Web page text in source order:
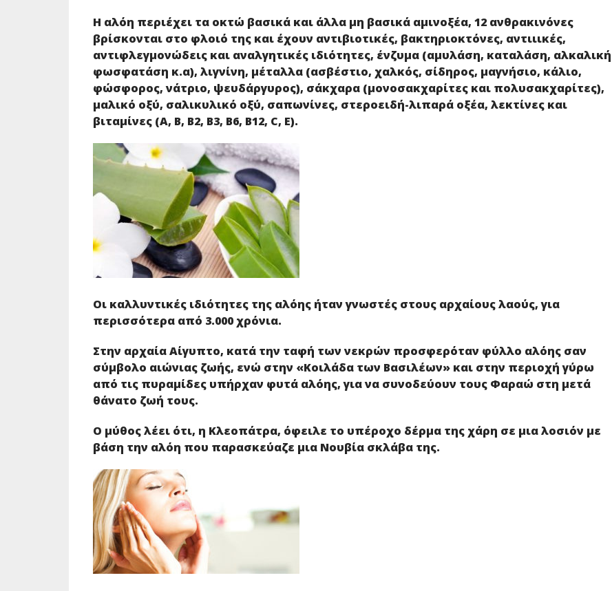
Η αλόη περιέχει τα οκτώ βασικά και άλλα μη βασικά αμινοξέα, 12 ανθρακινόνες
βρίσκονται στο φλοιό της και έχουν αντιβιοτικές, βακτηριοκτόνες, αντιιικές,
αντιφλεγμονώδεις και αναλγητικές ιδιότητες, ένζυμα (αμυλάση, καταλάση, αλκαλική
φωσφατάση κ.α), λιγνίνη, μέταλλα (ασβέστιο, χαλκός, σίδηρος, μαγνήσιο, κάλιο,
φώσφορος, νάτριο, ψευδάργυρος), σάκχαρα (μονοσακχαρίτες και πολυσακχαρίτες),
μαλικό οξύ, σαλικυλικό οξύ, σαπωνίνες, στεροειδή-λιπαρά οξέα, λεκτίνες και
βιταμίνες (Α, Β, Β2, Β3, Β6, Β12, C, Ε).
Οι καλλυντικές ιδιότητες της αλόης ήταν γνωστές στους αρχαίους λαούς, για
περισσότερα από 3.000 χρόνια.
Στην αρχαία Αίγυπτο, κατά την ταφή των νεκρών προσφερόταν φύλλο αλόης σαν
σύμβολο αιώνιας ζωής, ενώ στην «Κοιλάδα των Βασιλέων» και στην περιοχή γύρω
από τις πυραμίδες υπήρχαν φυτά αλόης, για να συνοδεύουν τους Φαραώ στη μετά
θάνατο ζωή τους.
Ο μύθος λέει ότι, η Κλεοπάτρα, όφειλε το υπέροχο δέρμα της χάρη σε μια λοσιόν με
βάση την αλόη που παρασκεύαζε μια Νουβία σκλάβα της.